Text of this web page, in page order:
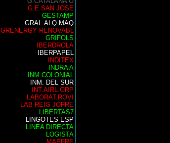
G.E.SAN JOSE
GESTAMP
GRAL.ALQ.MAQ
GRENERGY RENOVABL
GRIFOLS
IBERDROLA
IBERPAPEL
INDITEX
INDRA A
INM.COLONIAL
INM. DEL SUR
INT.AIRL.GRP
LABORAT.ROVI
LAB REIG JOFRE
LIBERTAS7
LINGOTES ESP
LINEA DIRECTA
LOGISTA